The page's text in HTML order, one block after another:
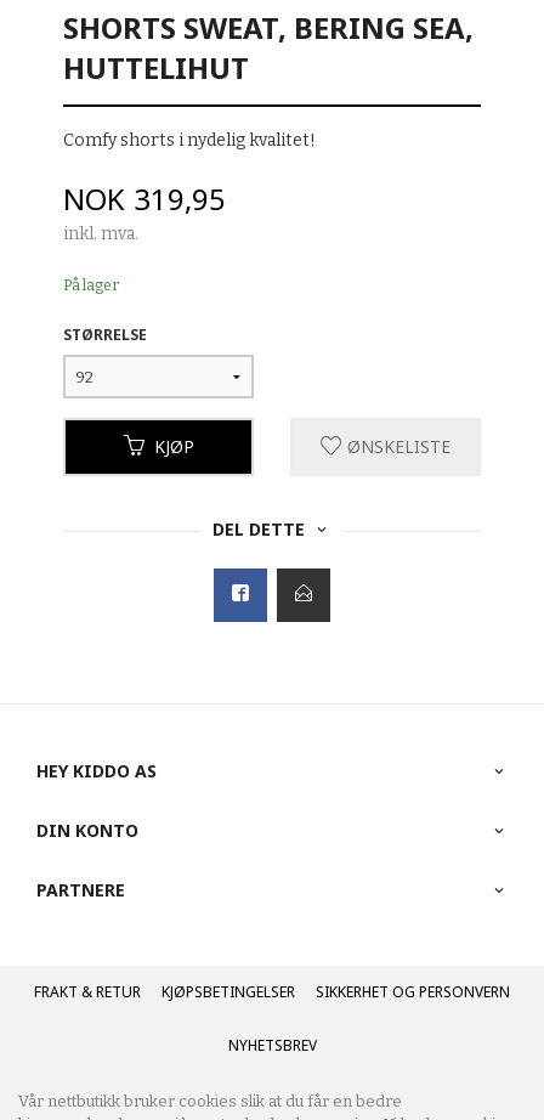
SHORTS SWEAT, BERING SEA,
HUTTELIHUT
Comfy shorts i nydelig kvalitet!
Pris
NOK 319,95
inkl. mva.
På lager
STØRRELSE
KJØP ØNSKELISTE
DEL DETTE
HEY KIDDO AS
DIN KONTO
PARTNERE
FRAKT KJØPSBETINGELSER SIKKERHET OG PERSONVERN
NYHETSBREV
Vår nettbutikk bruker cookies slik at du får en bedre